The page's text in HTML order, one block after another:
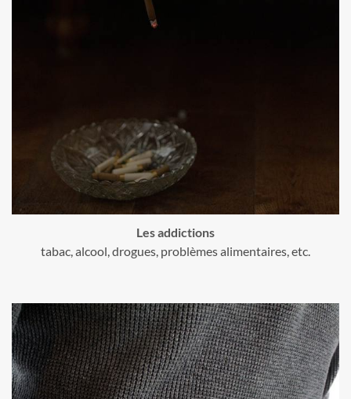
Les addictions
tabac, alcool, drogues, problèmes alimentaires, etc.